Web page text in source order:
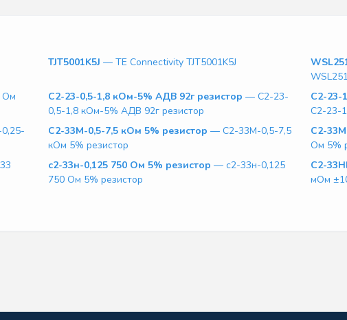
TJT5001K5J — TE Connectivity TJT5001K5J
Ом
С2-23-0,5-1,8 кОм-5% АДВ 92г резистор — С2-23-
0,5-1,8 кОм-5% АДВ 92г резистор
С2-23-
С2-23-
С2-33М-0,5-7,5 кОм 5% резистор — С2-33М-0,5-7,5
кОм 5% резистор
С2-
Ом 5%
с2-33н-0,125 750 Ом 5% резистор — с2-33н-0,125
750 Ом 5% резистор
С2-
мОм